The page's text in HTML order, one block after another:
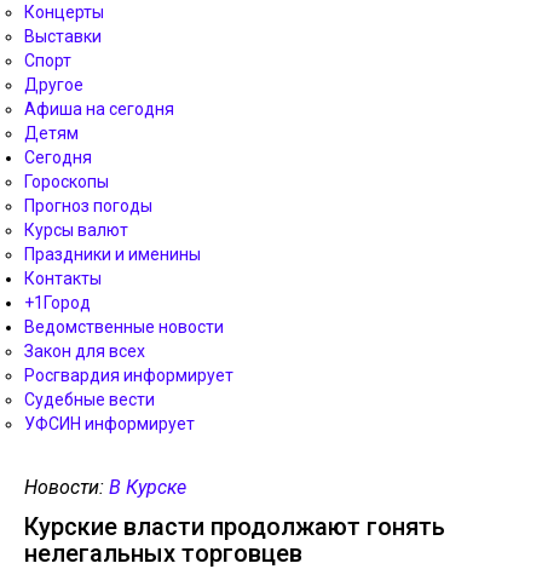
Концерты
Выставки
Спорт
Другое
Афиша на сегодня
Детям
Сегодня
Гороскопы
Прогноз погоды
Курсы валют
Праздники и именины
Контакты
+1Город
Ведомственные новости
Закон для всех
Росгвардия информирует
Судебные вести
УФСИН информирует
Новости: В Курске
Курские власти продолжают гонять
нелегальных торговцев